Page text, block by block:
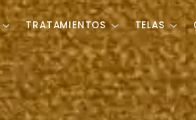
TRATAMIENTOS TELAS